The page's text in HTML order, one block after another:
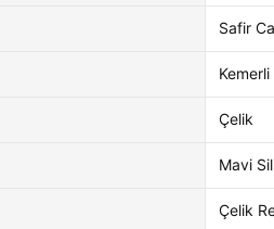
Safir
Çelik
Mavi
Çelik